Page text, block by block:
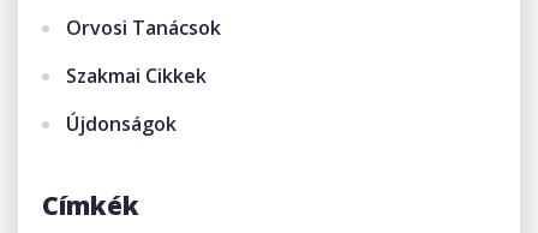
Orvosi Tanácsok
Szakmai Cikkek
Újdonságok
Címkék